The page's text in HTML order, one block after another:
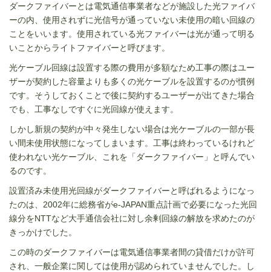
ダークファイバーとは電気通信事業者などが施設した光ファイバ
ーの内、使用されずに光信号が通っていない未使用の暗い回線の
ことをいいます。使用されている光ファイバーは光が通って明る
いことからライトファイバーと呼びます。
光ケーブル回線は設置する際の費用が多額なため工事の際はユー
ザーが契約した容量よりも多くの光ケーブルを設置するのが慣例
です。そうしておくことで後に契約するユーザーが出てきた場合
でも、工事なしですぐに光回線が使えます。
しかし新規の契約が中々発生しない場合は光ケーブルの一部が長
い間未使用状態になってしまいます。工事は終わっているけれど
使われない光ケーブル、これを「ダークファイバー」と呼んでい
るのです。
設置済み未使用光回線がダークファイバーと呼ばれるようになっ
たのは、 2002年に総務省がe-JAPAN重点計画で必要になった光回
線分をNTTなど大手通信会社に対し余剰回線の解放を求めたのが
きっかけでした。
この時のダークファイバーは電気通信事業者間の貸借だけが許可
され、一般企業に関しては使用が認められていませんでした。し